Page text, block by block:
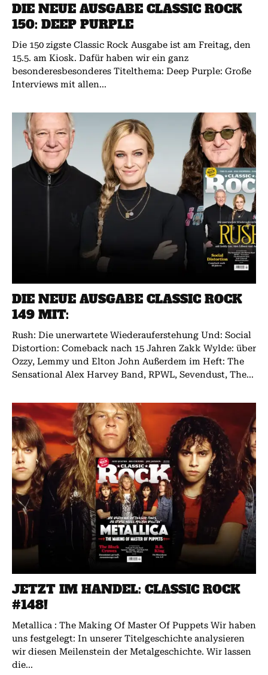
DIE NEUE AUSGABE CLASSIC ROCK
150: DEEP PURPLE
Die 150 zigste Classic Rock Ausgabe ist am Freitag, den
15.5. am Kiosk. Dafür haben wir ein ganz
besonderesbesonderes Titelthema: Deep Purple: Große
Interviews mit allen...
DIE NEUE AUSGABE CLASSIC ROCK
149 MIT:
Rush: Die unerwartete Wiederauferstehung Und: Social
Distortion: Comeback nach 15 Jahren Zakk Wylde: über
Ozzy, Lemmy und Elton John Außerdem im Heft: The
Sensational Alex Harvey Band, RPWL, Sevendust, The...
JETZT IM HANDEL: CLASSIC ROCK
#148!
Metallica : The Making Of Master Of Puppets Wir haben
uns festgelegt: In unserer Titelgeschichte analysieren
wir diesen Meilenstein der Metalgeschichte. Wir lassen
die...